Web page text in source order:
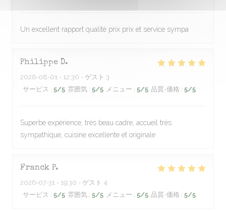
Un excellent rapport qualité prix prix et service sympa
Philippe D
2026-08-01 - 12:30 - ゲスト 3
サービス : 5/5 雰囲気 : 5/5 メニュー : 5/5 品質-価格 : 5/5
Superbe expérience, très beau cadre, accueil très
sympathique, cuisine excellente et originale
Franck P
2026-07-31 - 19:30 - ゲスト 4
サービス : 5/5 雰囲気 : 5/5 メニュー : 5/5 品質-価格 : 5/5